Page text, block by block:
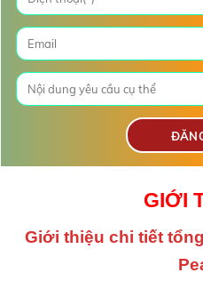
GIỚI
Giới thiệu chi tiết